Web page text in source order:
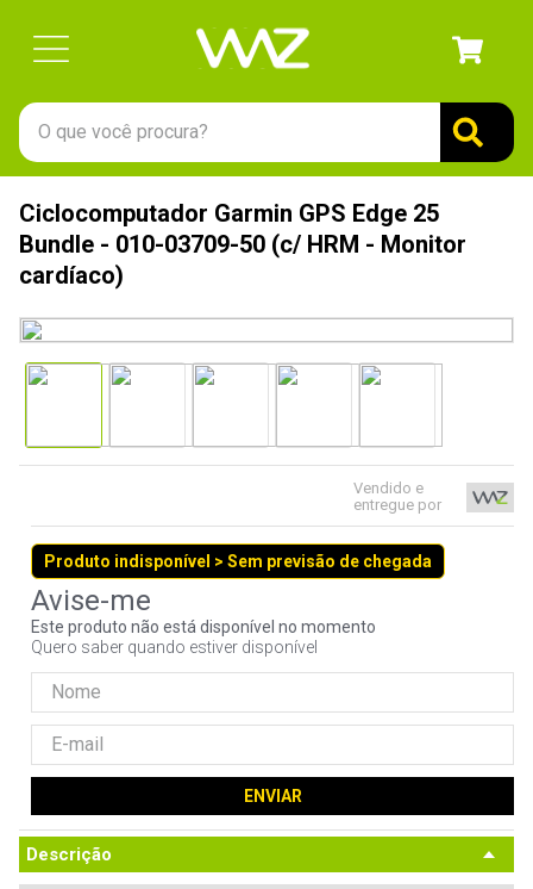
O que você procura?
Ciclocomputador Garmin GPS Edge 25
Bundle - 010-03709-50 (c/ HRM - Monitor
cardíaco)
Vendido e
entregue por
Produto indisponível > Sem previsão de chegada
Este produto não está disponível no momento
Quero saber quando estiver disponível
ENVIAR
Descrição
1º
gabinete
9º
controle